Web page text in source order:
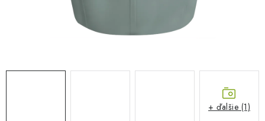
+ ďalšie (1)